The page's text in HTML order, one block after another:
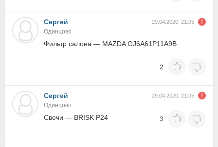
Сергей 29.04.2020, 21:05
Одинцово
Фильтр салона — MAZDA GJ6A61P11A9B
2
Сергей 29.04.2020, 21:05
Одинцово
Свечи — BRISK P24 3